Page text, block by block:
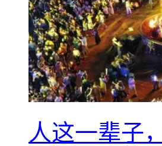
人这一辈子